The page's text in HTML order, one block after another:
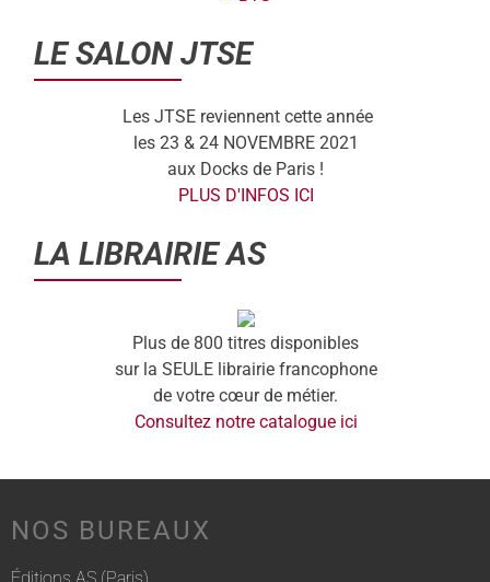
LE SALON JTSE
Les JTSE reviennent cette année
les 23 & 24 NOVEMBRE 2021
aux Docks de Paris !
PLUS D'INFOS ICI
LA LIBRAIRIE AS
Plus de 800 titres disponibles
sur la SEULE librairie francophone
de votre cœur de métier.
Consultez notre catalogue ici
NOS BUREAUX